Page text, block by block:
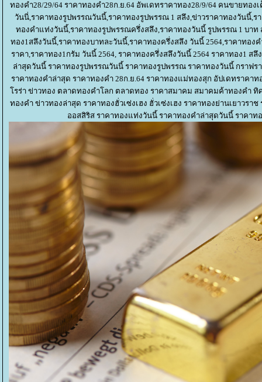
ทองคำ28/29/64 ราคาทองคำ28ก.ย.64 อัพเดทราคาทอง28/9/64 คนขายทอ
วันนี่,ราคาทองรูปพรรณวันนี้,ราคาทองรูปพรรณ 1 สลึง,ข่าวราคาทองวันนี้,ร
ทองคําแท่งวันนี้,ราคาทองรูปพรรณครึ่งสลึง,ราคาทองวันนี้ รูปพรรณ 1 บาท
ทอง1สลึงวันนี้,ราคาทองบาทละวันนี้,ราคาทองครึ่งสลึง วันนี้ 2564,ราคาทอ
ราคา,ราคาทอง1กรัม วันนี้ 2564, ราคาทองครึ่งสลึงวันนี้ 2564 ราคาทอง1 ส
ล่าสุดวันนี้ ราคาทองรูปพรรณวันนี้ ราคาทองรูปพรรณ ราคาทองวันนี้ กราฟร
ราคาทองคำล่าสุด ราคาทองคำ 28ก.ย.64 ราคาทองแม่ทองสุก อัปเดทราคา
รร่า ข่าวทอง ตลาดทองคำโลก ตลาดทอง ราคาสมาคม สมาคมค้าทองคำ
ทองคำ ข่าวทองล่าสุด ราคาทองฮั่วเซ่งเฮง ฮั่วเซ่งเฮง ราคาทองย่านเยาวร
ออสสิริส ราคาทองแท่งวันนี้ ราคาทองคำล่าสุดวันนี้ ราคา